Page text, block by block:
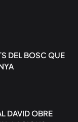
DEL BOSC QUE
DAVID OBRE